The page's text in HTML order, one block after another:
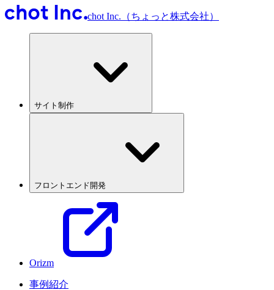
chot Inc.（ちょっと株式会社）
サイト制作
フロントエンド開発
Orizm
事例紹介